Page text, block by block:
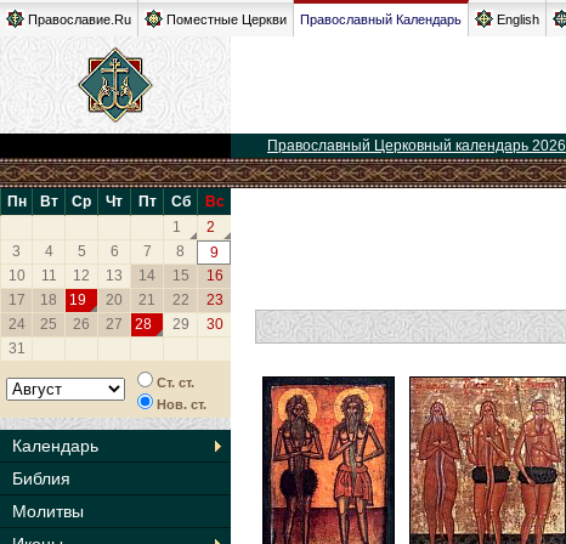
Православие.Ru Поместные Церкви Православный Календарь English
Православный Церковный календарь 2026
Пн Вт Ср Чт Пт Сб
Вс
1
2
3
4 5 6 7 8
9
10
11 12 13 14 15
16
17
18 19 20 21 22
23
24
25 26 27 28 29
30
31
Ст. ст.
Нов. ст.
Календарь
Библия
Молитвы